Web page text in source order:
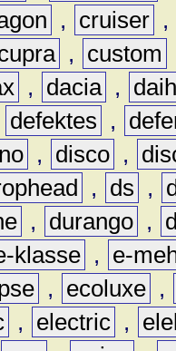
, cruiser ,
, custom
, dacia ,
defektes ,
, disco ,
, ds ,
, durango ,
klasse ,
e-
, ecoluxe ,
, electric ,